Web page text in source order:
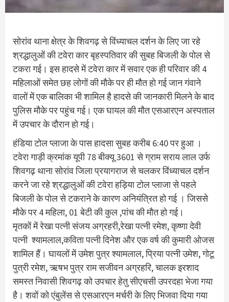
सोरांव थाना क्षेत्र के शिवगढ़ से विंध्याचल दर्शन के लिए जा रहे
श्रद्धालुओं की टवेरा कार बृहस्पतिवार की सुबह बिजली के पोल से
टकरा गई। इस हादसे में टवेरा कार में सवार एक ही परिवार की 4
महिलाओं समेत छह लोगों की मौके पर ही मौत हो गई जान गंवाने
वालों में एक बालिका भी शामिल है हादसे की जानकारी मिलने के बाद
पुलिस मौके पर पहुंच गई। एक घायल की मौत एसआरएन अस्पताल
में उपचार के दौरान हो गई।
हंडिया टोल प्लाजा के पास हादसा सुबह करीब 6:40 पर हुआ ।
टवेरा गाड़ी क्रमांक यूपी 78 बीक्यू 3601 से ग्राम सराय लाल उर्फ
शिवगढ़ थाना सोरांव जिला प्रयागराज से चलकर विंध्याचल दर्शन
करने जा रहे श्रद्धालुओं की टवेरा हड़िया टोल प्लाजा से पहले
बिजली के पोल से टकराने के कारण अनियंत्रित हो गई । जिससे
मौके पर 4 महिला, 01 बेटी की कुल ,पांच की मौत हो गई।
मृतकों में रेखा पत्नी संजय अग्रहरी,रेखा पत्नी रमेश, कृष्णा देवी
पत्नी श्यामलाल,कविता पत्नी दिनेश और एक वर्ष की कुमारी ओजस
शामिल हैं। घायलों में उमेश पुत्र श्यामलाल, प्रिया पत्नी उमेश, गोटू
पुत्री रमेश, ऋषभ पुत्र राम सजीवन अग्रहरि, चालक इरशाद
समस्त निवासी शिवगढ़ को उपचार हेतु सीएचसी उपरदहा भेजा गया
है। शवों को एंबुलेंस से एसआरएन मर्चरी के लिए भिजवा दिया गया